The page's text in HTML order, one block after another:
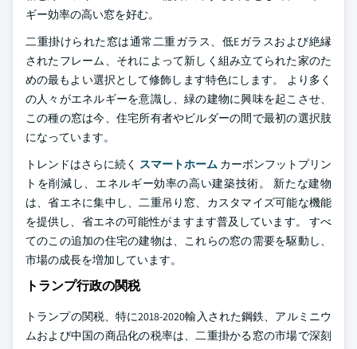
ギー効率の高い窓を好む。
二重掛けられた窓は通常二重ガラス、低Eガラスおよび絶縁
されたフレーム、それによって新しく組み立てられた家のた
めの最もよい選択として修飾します特色にします。 より多く
の人々がエネルギーを意識し、緑の建物に興味を起こさせ、
この種の窓は今、住宅所有者やビルダーの間で最初の選択肢
になっています。
トレンドはさらに続く スマートホーム カーボンフットプリン
トを削減し、エネルギー効率の高い建築技術。 新たな建物
は、省エネに集中し、二重吊り窓、カスタマイズ可能な機能
を提供し、省エネの可能性がますます普及しています。 すべ
てのこの追加の住宅の建物は、これらの窓の需要を駆動し、
市場の成長を増加しています。
トランプ行政の関税
トランプの関税、特に2018-2020輸入された鋼鉄、アルミニウ
ムおよび中国の商品化の税率は、二重掛かる窓の市場で深刻